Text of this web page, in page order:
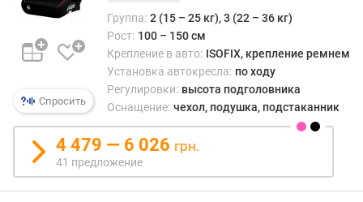
п
о
ы
в
м
Спросить
Группа: 2 (15 – 25 кг), 3 (22 – 36 кг)
Рост: 100 – 150 см
Крепление в авто: ISOFIX, крепление ремнем
Установка автокресла: по ходу
Регулировки: высота подголовника
Оснащение: чехол, подушка, подстаканник
4 479 — 6 026 грн.
41 предложение